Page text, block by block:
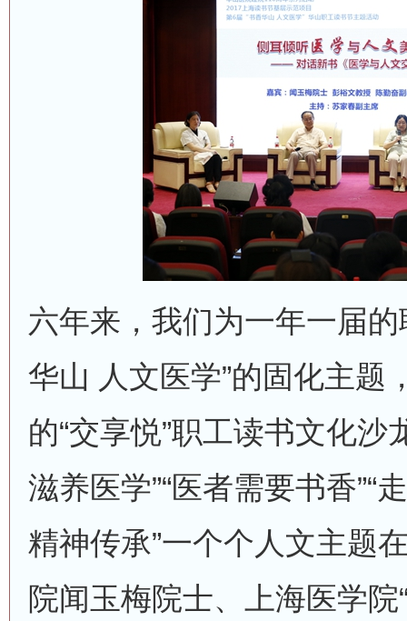
六年来，我们为一年一届
华山 人文医学”的固化主题
的“交享悦”职工读书文化沙
滋养医学”“医者需要书香”“
精神传承”一个个人文主题
院闻玉梅院士、上海医学院